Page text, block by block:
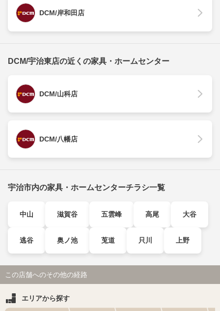
DCM/岸和田店
DCM/宇治東店の近くの家具・ホームセンター
DCM/山科店
DCM/八幡店
宇治市内の家具・ホームセンターチラシ一覧
中山 滋賀谷 五雲峰 高尾 大谷
逃谷 奥ノ池 莵道 只川 上野
この店舗へのその他の経路
エリアから探す